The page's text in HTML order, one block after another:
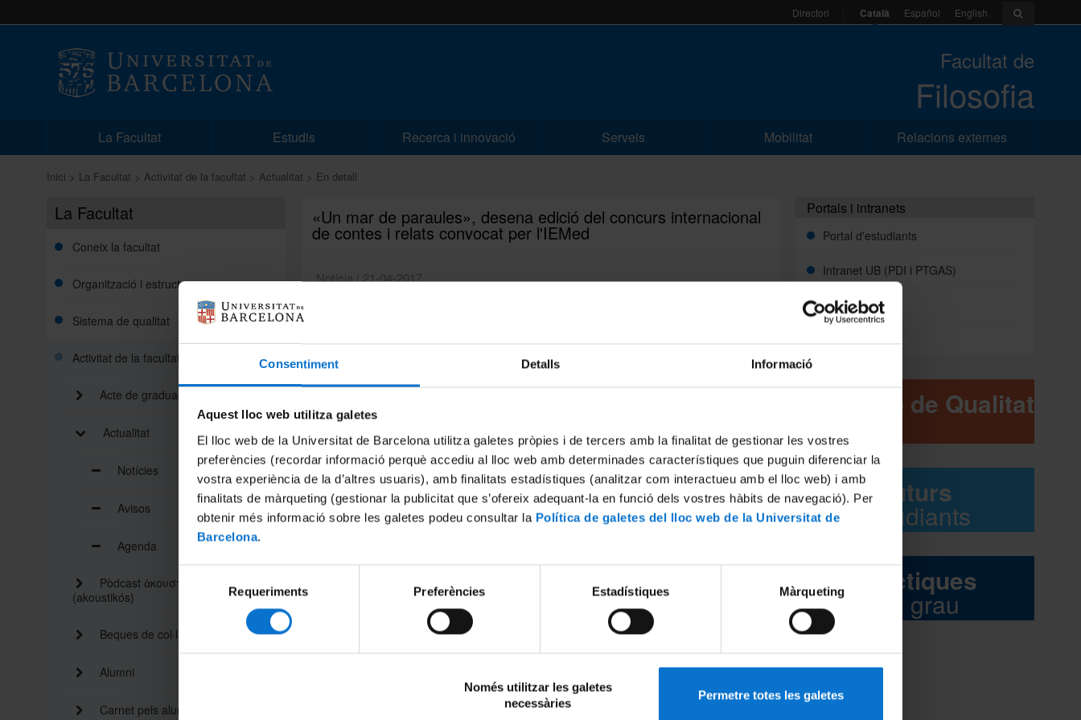
Consentiment Detalls Informació
Aquest lloc web utilitza galetes
El lloc web de la Universitat de Barcelona utilitza galetes pròpies i de tercers amb la finalitat de gestionar les vostres
preferències (recordar informació perquè accediu al lloc web amb determinades característiques que puguin diferenciar la
vostra experiència de la d’altres usuaris), amb finalitats estadístiques (analitzar com interactueu amb el lloc web) i amb
finalitats de màrqueting (gestionar la publicitat que s’ofereix adequant-la en funció dels vostres hàbits de navegació). Per
obtenir més informació sobre les galetes podeu consultar la Política de galetes del lloc web de la Universitat de
Barcelona.
consentiment
Requeriments Preferències Estadístiques Màrqueting
Només utilitzar les galetes
necessàries
Permetre totes les galetes
Directori Català Español English
Facultat de
Filosofia
La Facultat Estudis Recerca i innovació Serveis Mobilitat Relacions externes
Inici La Facultat Activitat de la facultat Actualitat En detall
La Facultat
Coneix la facultat
Organització i estructura
Sistema de qualitat
Activitat de la facultat
Acte de graduació
Actualitat
Notícies
Avisos
Agenda
Pòdcast ἀκουστικός
(akoustikós)
Beques de col·laboració
Alumni
Carnet pels alumnes i personal
«Un mar de paraules», desena edició del concurs internacional
de contes i relats convocat per l'IEMed
Notícia | 21-04-2017
S'adreça als joves d'entre 18 i 30 anys procedents d'algun dels 44 països
La convocatòria romandrà oberta fins al dia 24 de maig.
Consulteu el dossier en català
Consulteu el dossier en castellà
Comparteix-ho:
Portals i intranets
Portal d'estudiants
Intranet UB (PDI i PTGAS)
Campus Virtual
Alumni UB
Comissió de Qualitat
Futurs
estudiants
Pràctiques
del grau